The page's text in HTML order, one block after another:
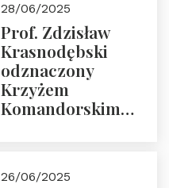
28/06/2025
Prof. Zdzisław
Krasnodębski
odznaczony
Krzyżem
Komandorskim
26/06/2025